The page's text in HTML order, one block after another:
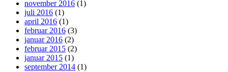
november 2016 (1)
juli 2016 (1)
april 2016 (1)
februar 2016 (3)
januar 2016 (2)
februar 2015 (2)
januar 2015 (1)
september 2014 (1)